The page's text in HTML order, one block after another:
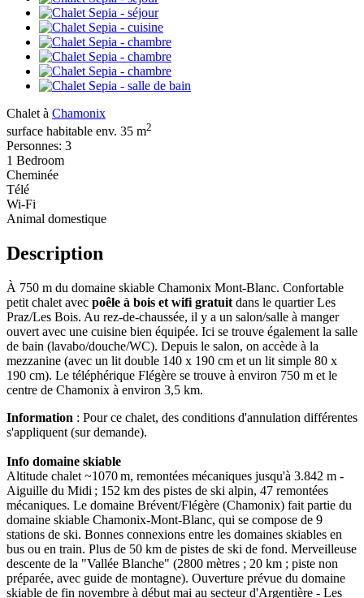
Chalet à Chamonix
surface habitable env. 35 m2
Personnes: 3
1 Bedroom
Cheminée
Télé
Wi-Fi
Animal domestique
Description
À 750 m du domaine skiable Chamonix Mont-Blanc. Confortable
petit chalet avec poêle à bois et wifi gratuit dans le quartier Les
Praz/Les Bois. Au rez-de-chaussée, il y a un salon/salle à manger
ouvert avec une cuisine bien équipée. Ici se trouve également la salle
de bain (lavabo/douche/WC). Depuis le salon, on accède à la
mezzanine (avec un lit double 140 x 190 cm et un lit simple 80 x
190 cm). Le téléphérique Flégère se trouve à environ 750 m et le
centre de Chamonix à environ 3,5 km.
Information : Pour ce chalet, des conditions d'annulation différentes
s'appliquent (sur demande).
Info domaine skiable
Altitude chalet ~1070 m, remontées mécaniques jusqu'à 3.842 m -
Aiguille du Midi ; 152 km des pistes de ski alpin, 47 remontées
mécaniques. Le domaine Brévent/Flégère (Chamonix) fait partie du
domaine skiable Chamonix-Mont-Blanc, qui se compose de 9
stations de ski. Bonnes connexions entre les domaines skiables en
bus ou en train. Plus de 50 km de pistes de ski de fond. Merveilleuse
descente de la "Vallée Blanche" (2800 mètres ; 20 km ; piste non
préparée, avec guide de montagne). Ouverture prévue du domaine
skiable de fin novembre à début mai au secteur d'Argentière - Les